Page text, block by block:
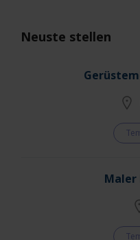
Neuste stellen
Maler